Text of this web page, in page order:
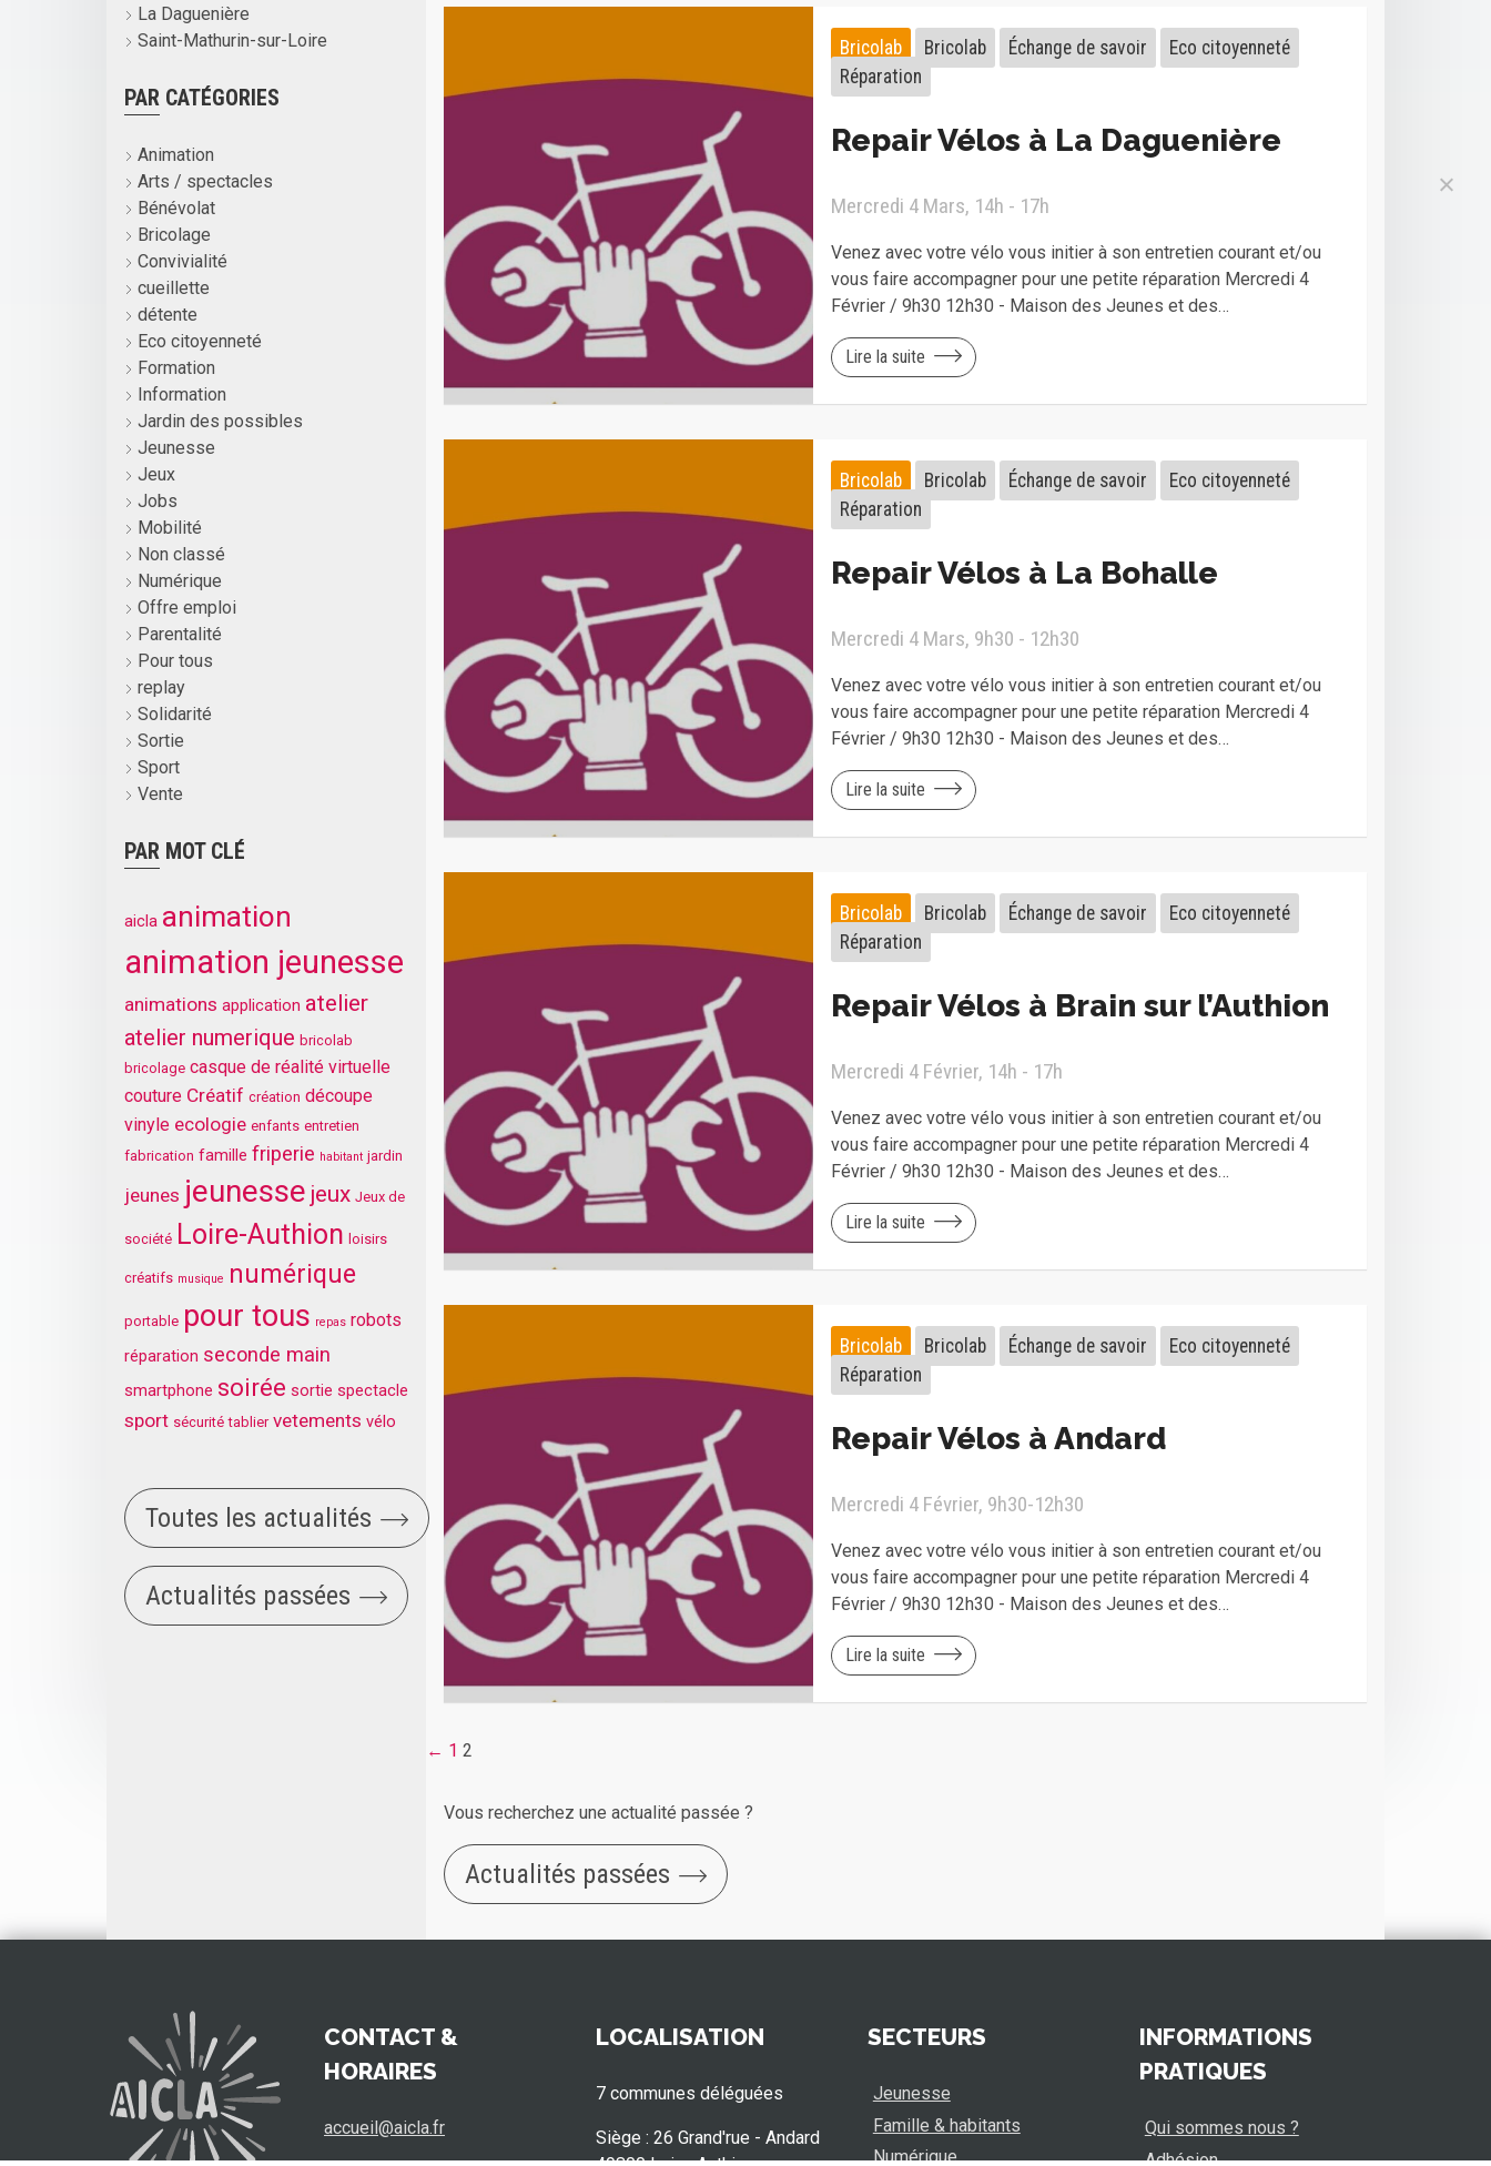
La Daguenière
Saint-Mathurin-sur-Loire
PAR CATÉGORIES
Animation
Arts / spectacles
Bénévolat
Bricolage
Convivialité
cueillette
détente
Eco citoyenneté
Formation
Information
Jardin des possibles
Jeunesse
Jeux
Jobs
Mobilité
Non classé
Numérique
Offre emploi
Parentalité
Pour tous
replay
Solidarité
Sortie
Sport
Vente
PAR MOT CLÉ
aicla animation
animation jeunesse
animations application atelier
atelier numerique bricolab
bricolage casque de réalité virtuelle
couture Créatif création découpe
vinyle ecologie enfants entretien
fabrication famille friperie habitant jardin
jeunes jeunesse jeux Jeux de
société Loire-Authion loisirs
créatifs musique numérique
portable pour tous repas robots
réparation seconde main
smartphone soirée sortie spectacle
sport sécurité tablier vetements vélo
Toutes les actualités
Actualités passées
Bricolab Bricolab Échange de savoir
Eco citoyenneté
Réparation
Repair Vélos à La Daguenière
Mercredi 4 Mars, 14h - 17h
Venez avec votre vélo vous initier à son entretien courant et/ou
vous faire accompagner pour une petite réparation Mercredi 4
Février / 9h30 12h30 - Maison des Jeunes et des…
Lire la suite
Bricolab Bricolab Échange de savoir
Eco citoyenneté
Réparation
Repair Vélos à La Bohalle
Mercredi 4 Mars, 9h30 - 12h30
Venez avec votre vélo vous initier à son entretien courant et/ou
vous faire accompagner pour une petite réparation Mercredi 4
Février / 9h30 12h30 - Maison des Jeunes et des…
Lire la suite
Bricolab Bricolab Échange de savoir
Eco citoyenneté
Réparation
Repair Vélos à Brain sur l’Authion
Mercredi 4 Février, 14h - 17h
Venez avec votre vélo vous initier à son entretien courant et/ou
vous faire accompagner pour une petite réparation Mercredi 4
Février / 9h30 12h30 - Maison des Jeunes et des…
Lire la suite
Bricolab Bricolab Échange de savoir
Eco citoyenneté
Réparation
Repair Vélos à Andard
Mercredi 4 Février, 9h30-12h30
Venez avec votre vélo vous initier à son entretien courant et/ou
vous faire accompagner pour une petite réparation Mercredi 4
Février / 9h30 12h30 - Maison des Jeunes et des…
Lire la suite
← 1 2
Vous recherchez une actualité passée ?
Actualités passées
CONTACT &
HORAIRES
accueil@aicla.fr
LOCALISATION
7 communes déléguées
Siège : 26 Grand'rue - Andard
SECTEURS
Jeunesse
Famille & habitants
Numérique
INFORMATIONS
PRATIQUES
Qui sommes nous ?
Adhésion